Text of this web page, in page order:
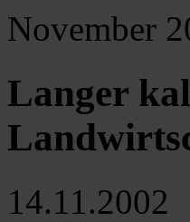
November
Langer
14.11.2002